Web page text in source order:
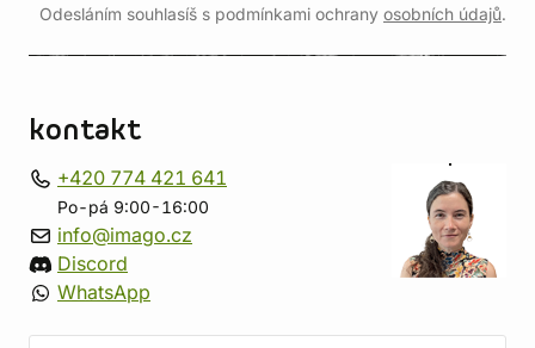
Odesláním souhlasíš s podmínkami ochrany osobních údajů.
kontakt
+420 774 421 641
Po-pá 9:00-16:00
info@imago.cz
Discord
WhatsApp